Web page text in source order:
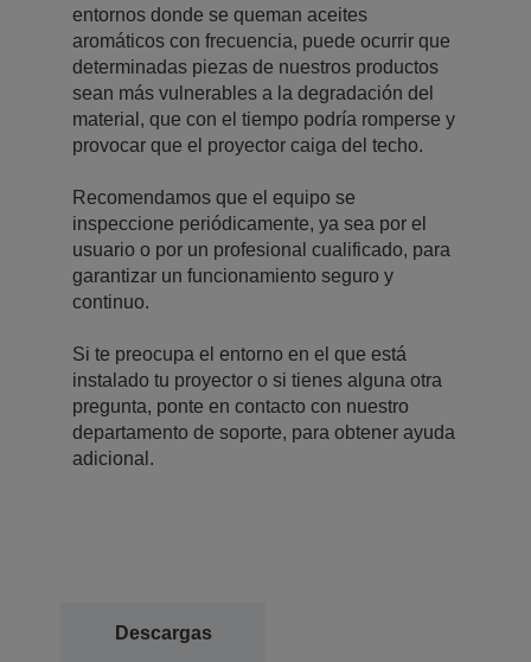
entornos donde se queman aceites
aromáticos con frecuencia, puede ocurrir que
determinadas piezas de nuestros productos
sean más vulnerables a la degradación del
material, que con el tiempo podría romperse y
provocar que el proyector caiga del techo.
Recomendamos que el equipo se
inspeccione periódicamente, ya sea por el
usuario o por un profesional cualificado, para
garantizar un funcionamiento seguro y
continuo.
Si te preocupa el entorno en el que está
instalado tu proyector o si tienes alguna otra
pregunta, ponte en contacto con nuestro
departamento de soporte, para obtener ayuda
adicional.
Descargas